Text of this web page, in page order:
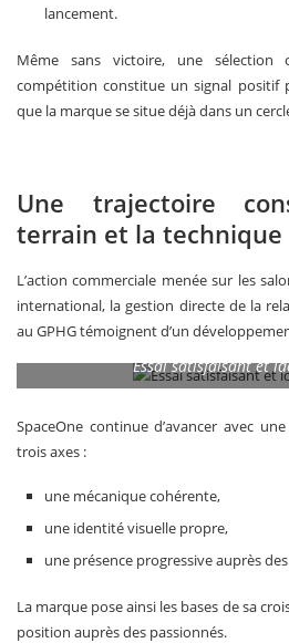
lancement.
Même sans victoire, une
compétition constitue un signal positif
que la marque se situe déjà dans un
Une trajectoire
terrain et la technique
L’action commerciale menée sur les
international, la gestion directe de la
au GPHG témoignent d’un
Essai satisfaisant et
SpaceOne continue d’avancer avec
trois axes :
une mécanique cohérente,
une identité visuelle propre,
une présence progressive auprès
La marque pose ainsi les bases de sa
position auprès des passionnés.